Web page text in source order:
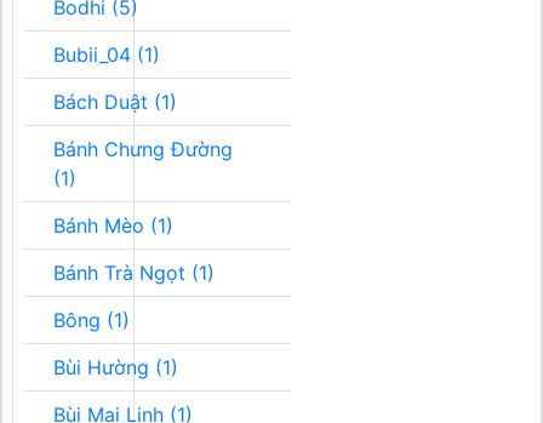
Bodhi (5)
Bubii_04 (1)
Bách Duật (1)
Bánh Chưng Đường
(1)
Bánh Mèo (1)
Bánh Trà Ngọt (1)
Bông (1)
Bùi Hường (1)
Bùi Mai Linh (1)